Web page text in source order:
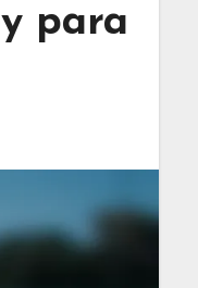
para